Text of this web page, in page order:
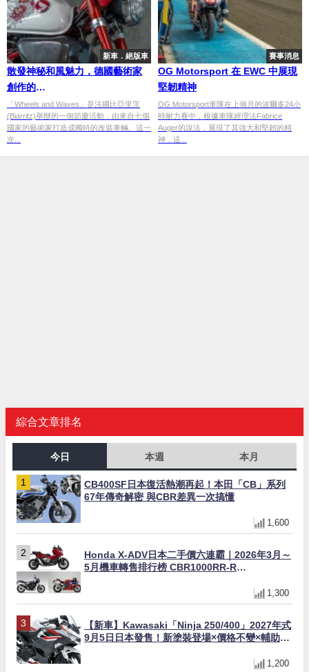
新車．絕版車
散發神秘和風魅力，德國藝術家
創作的
Monkey125「Manjushage— 曼
珠沙華」
「Wheels and Waves」是法國比亞里茨
(Biarritz)舉辦的一個節慶活動，由來自七個
國家的藝術家打造成獨特的改裝車輛。這一
次...
賽事消息
OG Motorsport 在 EWC 中展現
堅韌精神
OG Motorsport車隊在上個月的波爾多24小
時耐力賽中，根據車隊經理法Fabrice
Auger的說法，展現了其強大和堅韌的精
神，這...
綜合文章排名
今日 本週 本月
CB400SF日本復活熱潮再起！本田「CB」系列
67年傳奇解密 與CBR差異一次搞懂
1,600
Honda X-ADV日本二手價六連霸｜2026年3月～
5月機車轉售排行榜 CBR1000RR-R
1,300
【新車】Kawasaki「Ninja 250/400」2027年式
9月5日日本發售！新塗裝登場×價格不變×輔助滑
1,200